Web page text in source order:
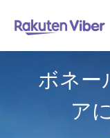
ボネー
ア